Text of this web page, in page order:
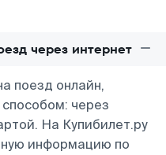
через интернет
поезд онлайн,
через
На Купибилет.ру
информацию по